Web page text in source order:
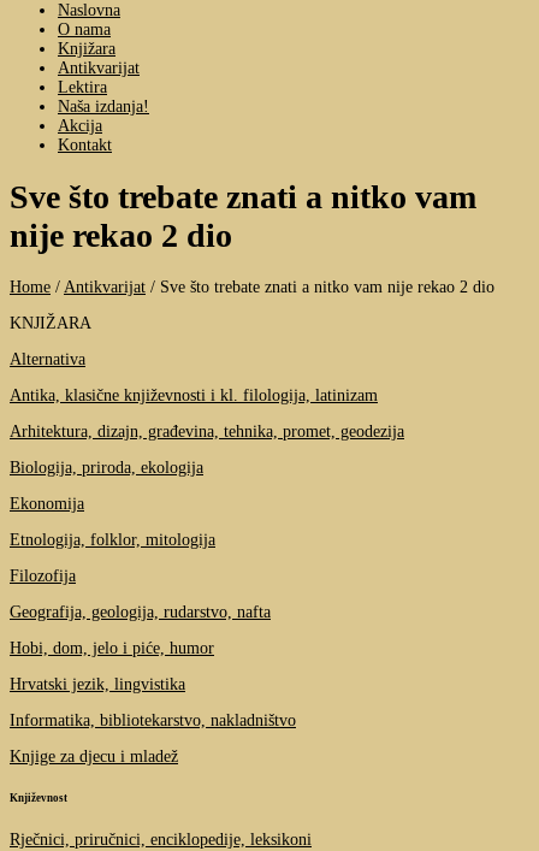
Naslovna
O nama
Knjižara
Antikvarijat
Lektira
Naša izdanja!
Akcija
Kontakt
Sve što trebate znati a nitko vam
nije rekao 2 dio
Home / Antikvarijat / Sve što trebate znati a nitko vam nije rekao 2 dio
KNJIŽARA
Alternativa
Antika, klasične književnosti i kl. filologija, latinizam
Arhitektura, dizajn, građevina, tehnika, promet, geodezija
Biologija, priroda, ekologija
Ekonomija
Etnologija, folklor, mitologija
Filozofija
Geografija, geologija, rudarstvo, nafta
Hobi, dom, jelo i piće, humor
Hrvatski jezik, lingvistika
Informatika, bibliotekarstvo, nakladništvo
Knjige za djecu i mladež
Književnost
Rječnici, priručnici, enciklopedije, leksikoni